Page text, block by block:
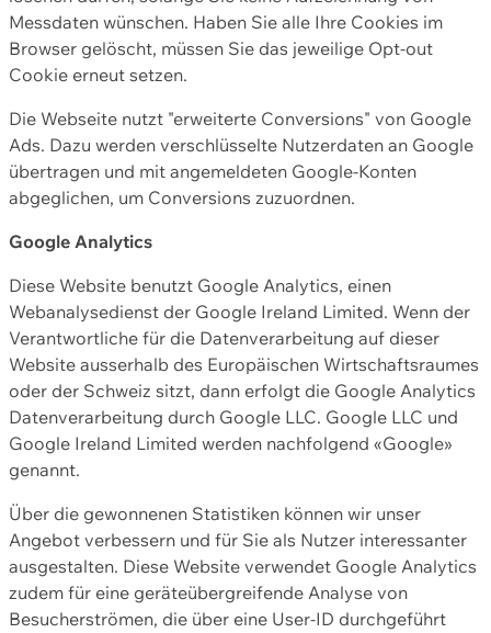
Messdaten wünschen. Haben Sie alle Ihre Cookies im
Browser gelöscht, müssen Sie das jeweilige Opt-out
Cookie erneut setzen.
Die Webseite nutzt "erweiterte Conversions" von Google
Ads. Dazu werden verschlüsselte Nutzerdaten an Google
übertragen und mit angemeldeten Google-Konten
abgeglichen, um Conversions zuzuordnen.
Google Analytics
Diese Website benutzt Google Analytics, einen
Webanalysedienst der Google Ireland Limited. Wenn der
Verantwortliche für die Datenverarbeitung auf dieser
Website ausserhalb des Europäischen Wirtschaftsraumes
oder der Schweiz sitzt, dann erfolgt die Google Analytics
Datenverarbeitung durch Google LLC. Google LLC und
Google Ireland Limited werden nachfolgend «Google»
genannt.
Über die gewonnenen Statistiken können wir unser
Angebot verbessern und für Sie als Nutzer interessanter
ausgestalten. Diese Website verwendet Google Analytics
zudem für eine geräteübergreifende Analyse von
Besucherströmen, die über eine User-ID durchgeführt